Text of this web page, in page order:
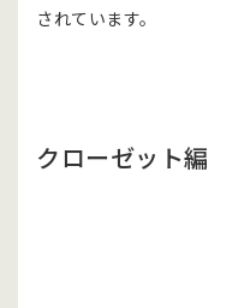
されています。
クローゼット編